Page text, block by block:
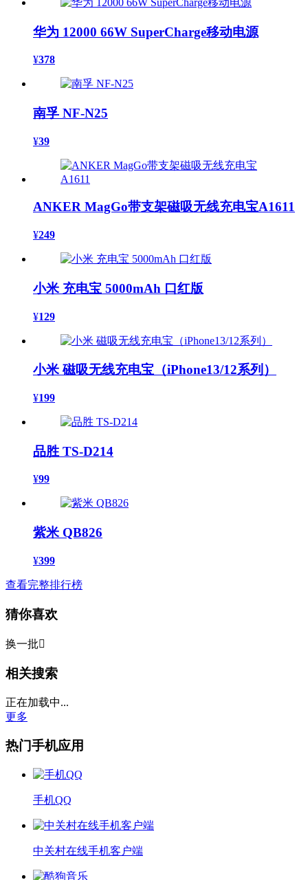
华为 12000 66W SuperCharge移动电源
¥378
南孚 NF-N25
¥39
ANKER MagGo带支架磁吸无线充电宝A1611
¥249
小米 充电宝 5000mAh 口红版
¥129
小米 磁吸无线充电宝（iPhone13/12系列）
¥199
品胜 TS-D214
¥99
紫米 QB826
¥399
查看完整排行榜
猜你喜欢
换一批
相关搜索
正在加载中...
更多
热门手机应用
手机QQ
中关村在线手机客户端